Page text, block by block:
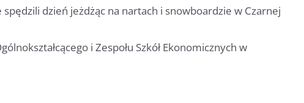
dzień jeżdżąc na nartach i snowboardzie w Czarnej
i Zespołu Szkół Ekonomicznych w